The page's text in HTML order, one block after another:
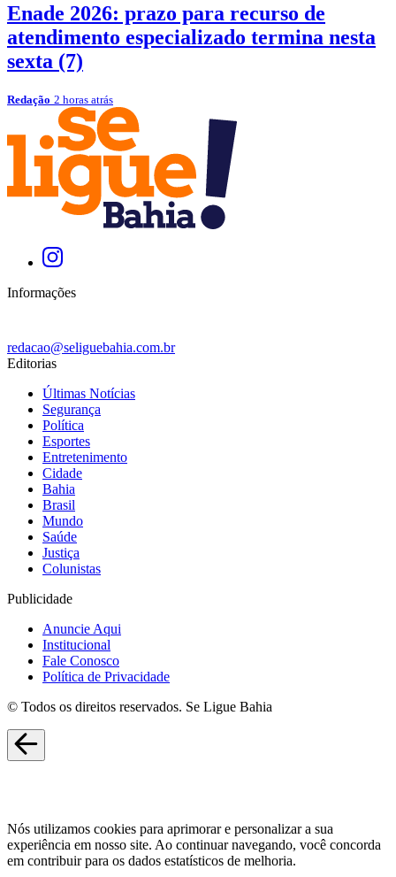
Enade 2026: prazo para recurso de
atendimento especializado termina nesta
sexta (7)
Redação 2 horas atrás
Informações
redacao@seliguebahia.com.br
Editorias
Últimas Notícias
Segurança
Política
Esportes
Entretenimento
Cidade
Bahia
Brasil
Mundo
Saúde
Justiça
Colunistas
Publicidade
Anuncie Aqui
Institucional
Fale Conosco
Política de Privacidade
© Todos os direitos reservados. Se Ligue Bahia
Nós utilizamos cookies para aprimorar e personalizar a sua
experiência em nosso site. Ao continuar navegando, você concorda
em contribuir para os dados estatísticos de melhoria.